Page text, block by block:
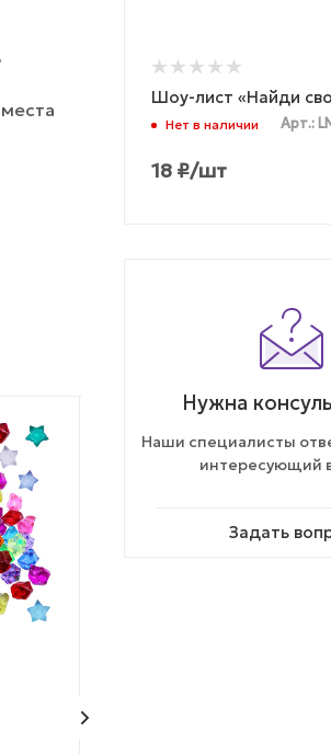
НОВИНКА
Шоу-лист «Найди
Нет в наличии Арт.:
18 ₽/шт
Нужна
Наши специалисты
интересующий
Задать